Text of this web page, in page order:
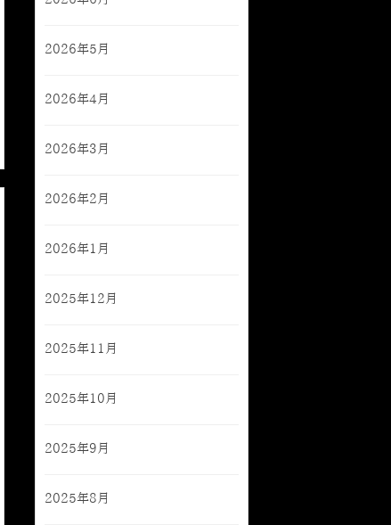
2026年5月
2026年4月
2026年3月
2026年2月
2026年1月
2025年12月
2025年11月
2025年10月
2025年9月
2025年8月